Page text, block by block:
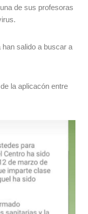
de sus profesoras
salido a buscar a
la aplicacón entre